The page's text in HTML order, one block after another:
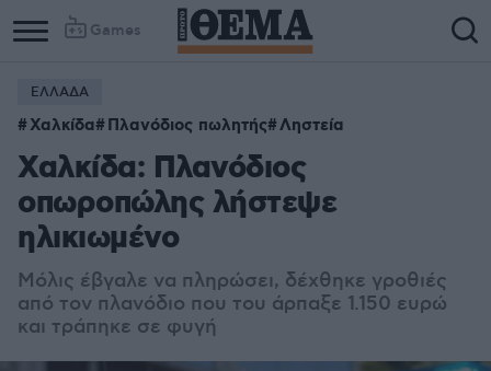
Games
ΕΛΛΑΔΑ
Χαλκίδα Πλανόδιος πωλητής Ληστεία
Χαλκίδα: Πλανόδιος
οπωροπώλης λήστεψε
ηλικιωμένο
Μόλις έβγαλε να πληρώσει, δέχθηκε γροθιές
από τον πλανόδιο που του άρπαξε 1.150 ευρώ
και τράπηκε σε φυγή